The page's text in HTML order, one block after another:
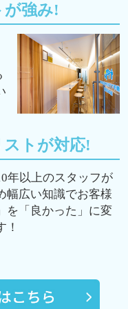
が強み!
トが対応!
年以上のスタッフが
幅広い知識でお客様
を「良かった」に変
！